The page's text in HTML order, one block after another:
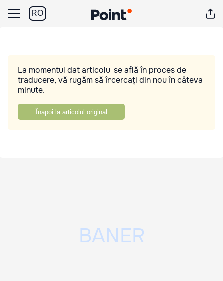
RO
La momentul dat articolul se află în proces de
traducere, vă rugăm să încercați din nou în câteva
minute.
Înapoi la articolul original